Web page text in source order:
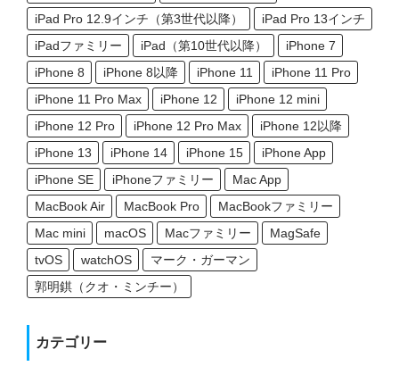
iPad Pro 12.9インチ（第3世代以降）
iPad Pro 13インチ
iPadファミリー
iPad（第10世代以降）
iPhone 7
iPhone 8
iPhone 8以降 iPhone 11
iPhone 11 Pro
iPhone 11 Pro Max
iPhone 12
iPhone 12 mini
iPhone 12 Pro
iPhone 12 Pro Max
iPhone 12以降
iPhone 13
iPhone 14 iPhone 15
iPhone App
iPhone SE
iPhoneファミリー
Mac App
MacBook Air
MacBook Pro
MacBookファミリー
Mac mini
macOS Macファミリー
MagSafe
tvOS
watchOS
マーク・ガーマン
郭明錤（クオ・ミンチー）
カテゴリー